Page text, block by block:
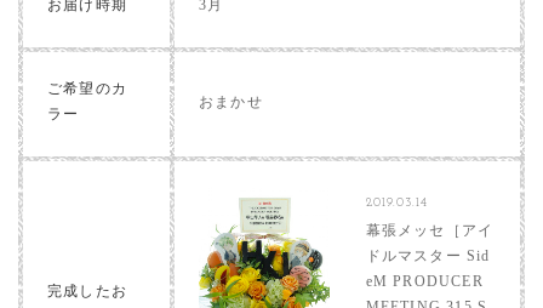
お届け時期 3月
ご希望のカ
ラー
おまかせ
完成したお
2019.03.14
幕張メッセ［アイ
ドルマスター Sid
eM PRODUCER